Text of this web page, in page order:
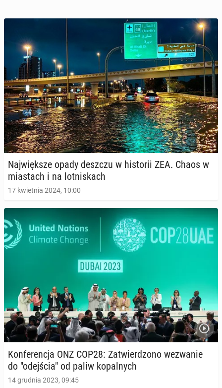
Naj­więk­sze opady deszczu w hi­sto­rii ZEA. Chaos w
mia­stach i na lot­ni­skach
17 kwietnia 2024, 10:00
Kon­fe­ren­cja ONZ COP28: Za­twier­dzo­no we­zwa­nie
do "odej­ścia" od paliw ko­pal­nych
14 grudnia 2023, 09:45